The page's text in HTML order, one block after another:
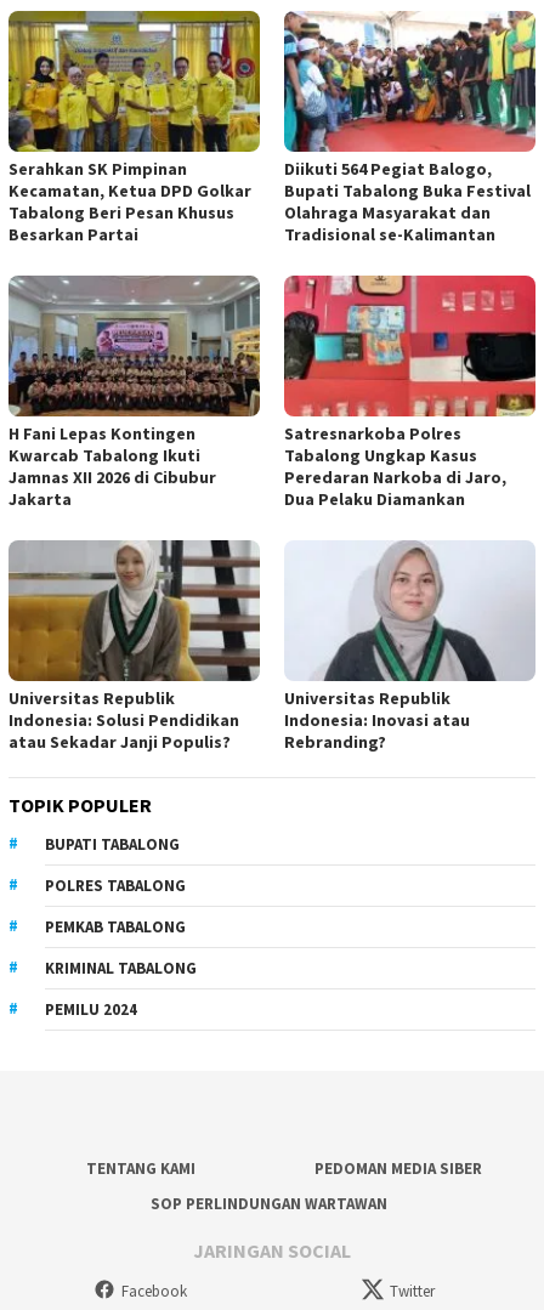
Serahkan SK Pimpinan
Kecamatan, Ketua DPD Golkar
Tabalong Beri Pesan Khusus
Besarkan Partai
Diikuti 564 Pegiat Balogo,
Bupati Tabalong Buka Festival
Olahraga Masyarakat dan
Tradisional se-Kalimantan
H Fani Lepas Kontingen
Kwarcab Tabalong Ikuti
Jamnas XII 2026 di Cibubur
Jakarta
Satresnarkoba Polres
Tabalong Ungkap Kasus
Peredaran Narkoba di Jaro,
Dua Pelaku Diamankan
Universitas Republik
Indonesia: Solusi Pendidikan
atau Sekadar Janji Populis?
Universitas Republik
Indonesia: Inovasi atau
Rebranding?
TOPIK POPULER
BUPATI TABALONG
POLRES TABALONG
PEMKAB TABALONG
KRIMINAL TABALONG
PEMILU 2024
TENTANG KAMI
PEDOMAN MEDIA SIBER
SOP PERLINDUNGAN WARTAWAN
JARINGAN SOCIAL
Facebook Twitter